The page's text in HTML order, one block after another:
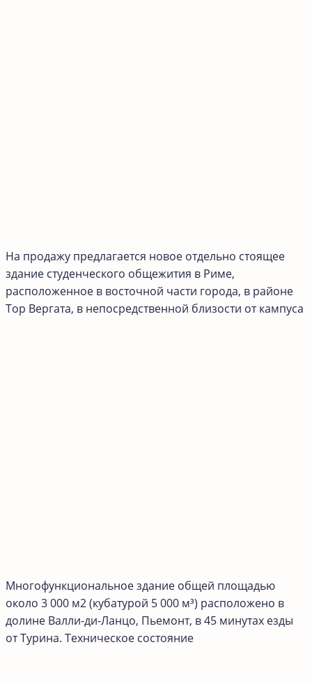
На продажу предлагается новое отдельно стоящее
здание студенческого общежития в Риме,
расположенное в восточной части города, в районе
Тор Вергата, в непосредственной близости от кампуса
Многофункциональное здание общей площадью
около 3 000 м2 (кубатурой 5 000 м³) расположено в
долине Валли-ди-Ланцо, Пьемонт, в 45 минутах езды
от Турина. Техническое состояние